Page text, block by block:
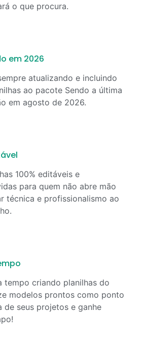
o que procura.
em 2026
atualizando e incluindo
ao pacote Sendo a última
em agosto de 2026.
100% editáveis e
para quem não abre mão
técnica e profissionalismo ao
tempo criando planilhas do
modelos prontos como ponto
de seus projetos e ganhe